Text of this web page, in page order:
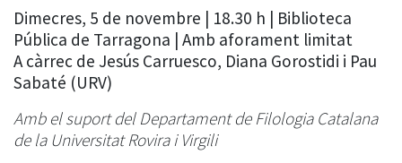
Dimecres, 5 de novembre | 18.30 h | Biblioteca
Pública de Tarragona | Amb aforament limitat
A càrrec de Jesús Carruesco, Diana Gorostidi i Pau
Sabaté (URV)
Amb el suport del Departament de Filologia Catalana
de la Universitat Rovira i Virgili